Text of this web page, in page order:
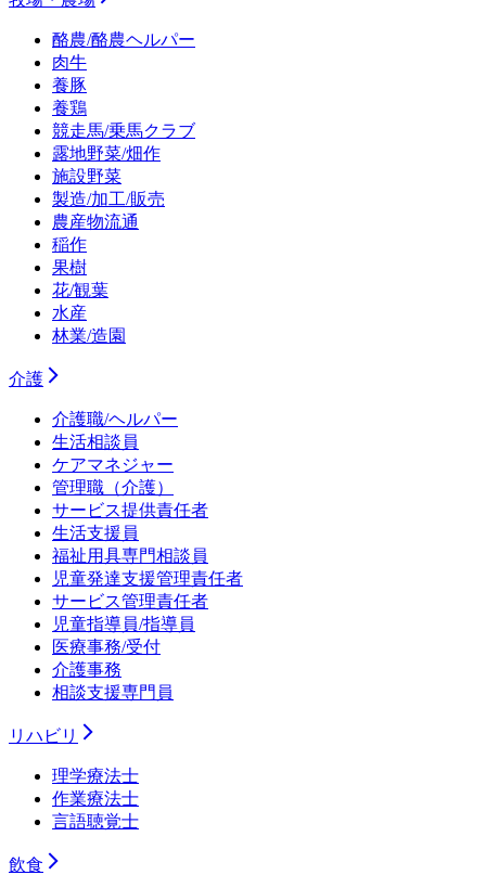
酪農/酪農ヘルパー
肉牛
養豚
養鶏
競走馬/乗馬クラブ
露地野菜/畑作
施設野菜
製造/加工/販売
農産物流通
稲作
果樹
花/観葉
水産
林業/造園
介護
介護職/ヘルパー
生活相談員
ケアマネジャー
管理職（介護）
サービス提供責任者
生活支援員
福祉用具専門相談員
児童発達支援管理責任者
サービス管理責任者
児童指導員/指導員
医療事務/受付
介護事務
相談支援専門員
リハビリ
理学療法士
作業療法士
言語聴覚士
飲食